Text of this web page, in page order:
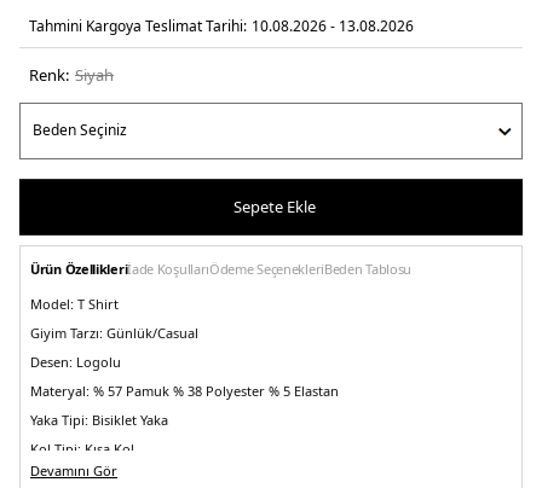
Tahmini Kargoya Teslimat Tarihi: 10.08.2026 - 13.08.2026
Renk: si̇yah
Sepete Ekle
Ürün Özellikleriİade KoşullarıÖdeme SeçenekleriBeden Tablosu
Model: T Shirt
Giyim Tarzı: Günlük/Casual
Desen: Logolu
Materyal: % 57 Pamuk % 38 Polyester % 5 Elastan
Yaka Tipi: Bisiklet Yaka
Kol Tipi: Kısa Kol
Kumaş Tipi:Belirtilmemiş
Devamını Gör